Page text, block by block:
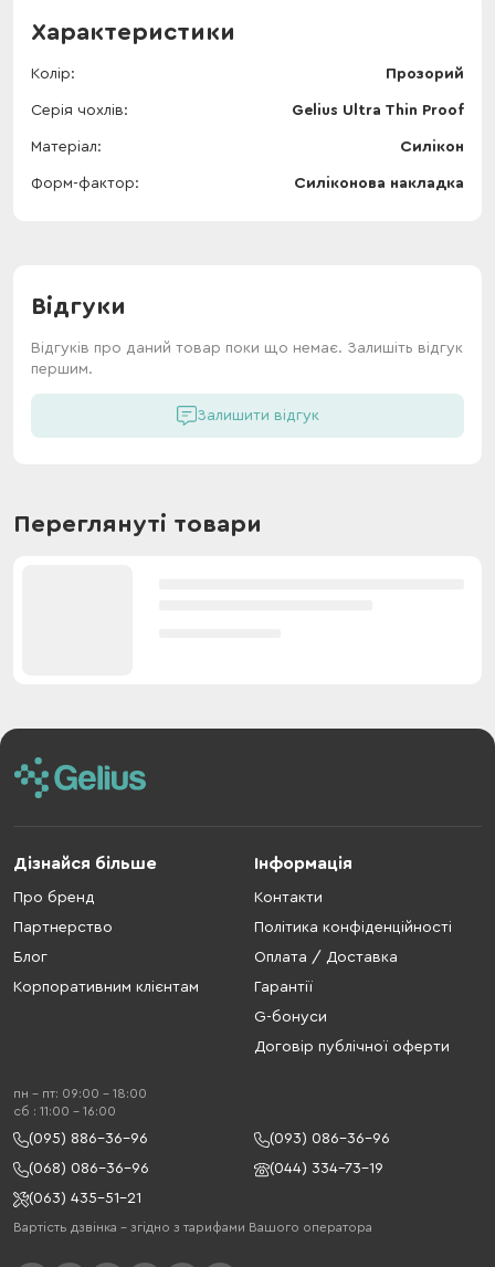
Характеристики
Колір Прозорий
Серія чохлів Gelius Ultra Thin Proof
Матеріал Силікон
Форм-фактор Силіконова накладка
Відгуки
Відгуків про даний товар поки що немає. Залишіть відгук
першим.
Залишити відгук
Переглянуті товари
Дізнайся більше
Про бренд
Партнерство
Блог
Корпоративним клієнтам
Інформація
Контакти
Політика конфіденційності
Оплата / Доставка
Гарантії
G-бонуси
Договір публічної оферти
пн - пт: 09:00 - 18:00
cб : 11:00 - 16:00
(095) 886-36-96
(093) 086-36-96
(068) 086-36-96
(044) 334-73-19
(063) 435-51-21
Вартість дзвінка – згідно з тарифами Вашого оператора